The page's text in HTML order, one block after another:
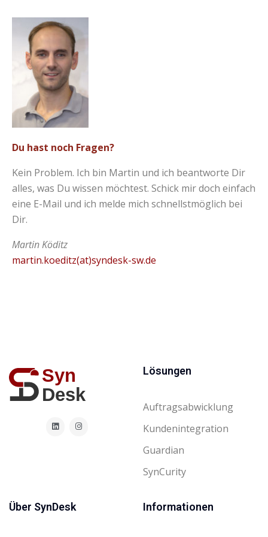
Du hast noch Fragen?
Kein Problem. Ich bin Martin und ich beantworte Dir
alles, was Du wissen möchtest. Schick mir doch einfach
eine E-Mail und ich melde mich schnellstmöglich bei
Dir.
Martin Köditz
martin.koeditz(at)syndesk-sw.de
Lösungen
Auftragsabwicklung
Kundenintegration
Guardian
SynCurity
Über SynDesk Informationen